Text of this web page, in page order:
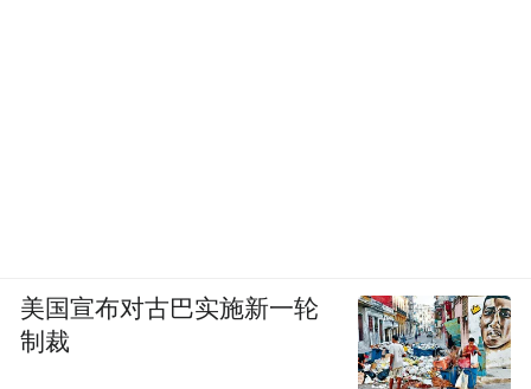
美国宣布对古巴实施新一轮
制裁